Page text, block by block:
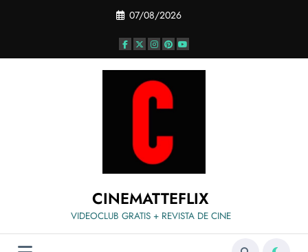
07/08/2026
CINEMATTEFLIX
VIDEOCLUB GRATIS + REVISTA DE CINE